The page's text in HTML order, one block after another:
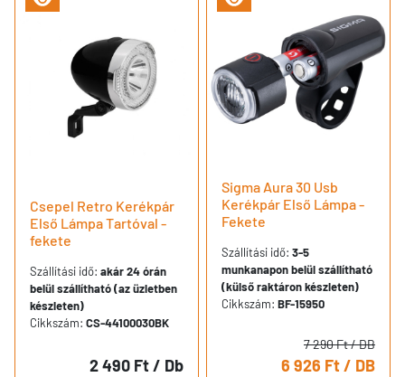
Csepel Retro Kerékpár
Első Lámpa Tartóval -
fekete
Szállítási idő: akár 24 órán
belül szállítható (az üzletben
készleten)
Cikkszám: CS-44100030BK
2 490 Ft/ Db
Sigma Aura 30 Usb
Kerékpár Első Lámpa -
Fekete
Szállítási idő: 3-5
munkanapon belül szállítható
(külső raktáron készleten)
Cikkszám: BF-15950
7 290 Ft/ DB
6 926 Ft/ DB